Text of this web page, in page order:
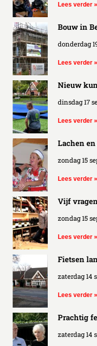
Lees verder »
Bouw in
donderdag
Lees verder »
Nieuw
dinsdag 17
Lees verder »
Lachen
zondag 15
Lees verder »
Vijf
zondag 15
Lees verder »
Fietsen
zaterdag 14
Lees verder »
Prachtig
zaterdag 14